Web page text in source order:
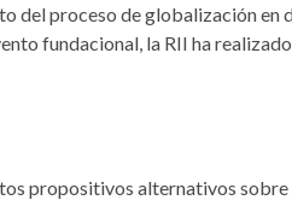
del proceso de globalización en
fundacional, la RII ha
propositivos alternativos sobre